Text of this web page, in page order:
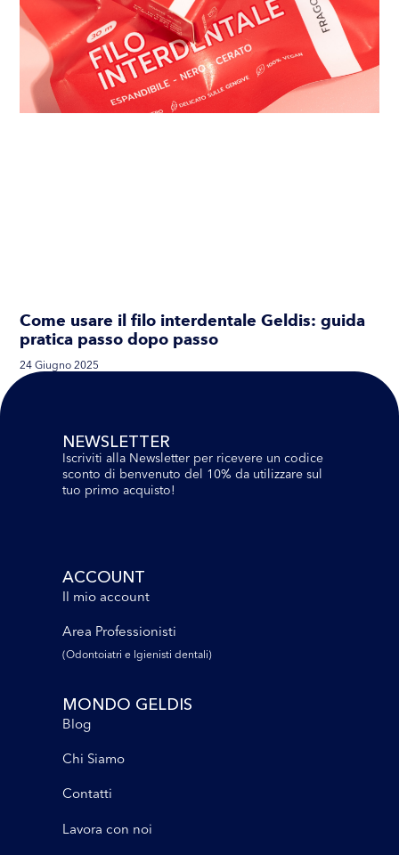
Come usare il filo interdentale Geldis: guida
pratica passo dopo passo
24 Giugno 2025
NEWSLETTER
Iscriviti alla Newsletter per ricevere un codice
sconto di benvenuto del 10% da utilizzare sul
tuo primo acquisto!
ACCOUNT
Il mio account
Area Professionisti
(Odontoiatri e lgienisti dentali)
MONDO GELDIS
Blog
Chi Siamo
Contatti
Lavora con noi